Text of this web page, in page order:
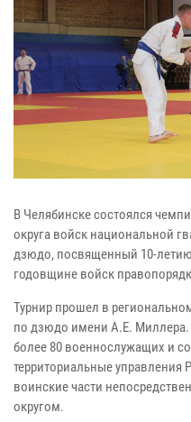
В Челябинске состоялся
округа войск национальной
дзюдо, посвященный 10-
годовщине войск
Турнир прошел в
по дзюдо имени А.Е. Миллера.
более 80 военнослужащих и
территориальные управления
воинские части
округом.